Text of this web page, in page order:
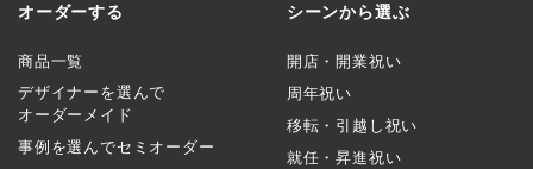
オーダーする
商品一覧
デザイナーを選んで
オーダーメイド
事例を選んでセミオーダー
シーンから選ぶ
開店・開業祝い
周年祝い
移転・引越し祝い
就任・昇進祝い